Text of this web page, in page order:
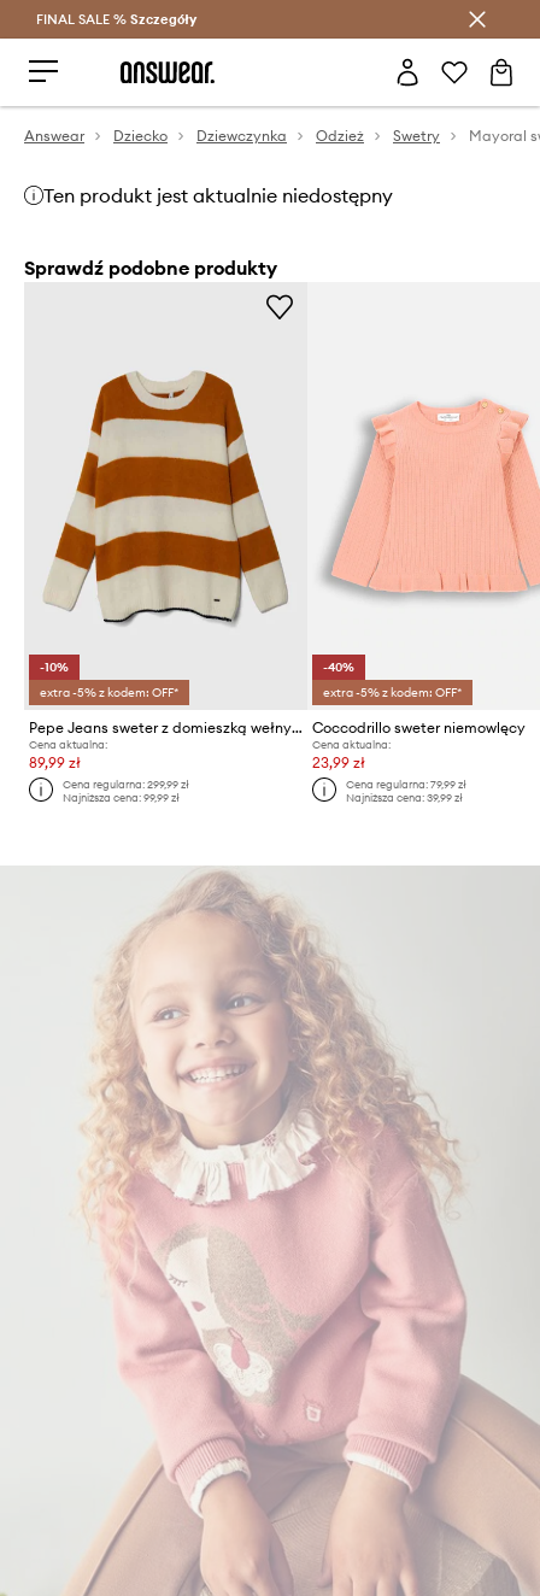
Oszczędzaj z Answear Club >
FINAL SALE % Szczegóły
Answear Dziecko Dziewczynka Odzież Swetry Mayoral
Ten produkt jest aktualnie niedostępny
Sprawdź podobne produkty
-10%
extra -5% z kodem: OFF*
Pepe Jeans sweter z domieszką wełny dziecięcy
Cena aktualna:
89,99 zł
Cena regularna:299,99 zł
Najniższa cena:99,99 zł
-40%
extra -5% z kodem: OFF*
Coccodrillo sweter niemowlęcy
Cena aktualna:
23,99 zł
Cena regularna: 79,99 zł
Najniższa cena: 39,99 zł